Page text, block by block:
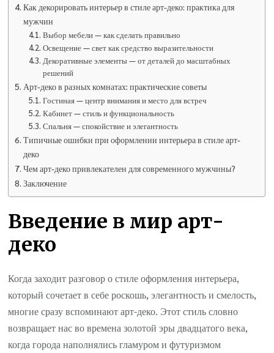
Как декорировать интерьер в стиле арт-деко: практика для
мужчин
Выбор мебели — как сделать правильно
Освещение — свет как средство выразительности
Декоративные элементы — от деталей до масштабных
решений
Арт-деко в разных комнатах: практические советы
Гостиная — центр внимания и место для встреч
Кабинет — стиль и функциональность
Спальня — спокойствие и элегантность
Типичные ошибки при оформлении интерьера в стиле арт-
деко
Чем арт-деко привлекателен для современного мужчины?
Заключение
Введение в мир арт-
деко
Когда заходит разговор о стиле оформления интерьера,
который сочетает в себе роскошь, элегантность и смелость,
многие сразу вспоминают арт-деко. Этот стиль словно
возвращает нас во времена золотой эры двадцатого века,
когда города наполнялись гламуром и футуризмом